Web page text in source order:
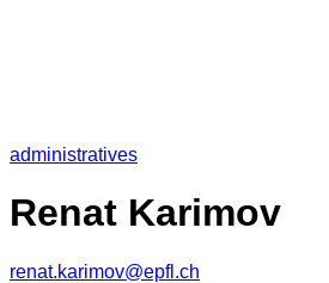
administratives
Renat Karimov
renat.karimov@epfl.ch